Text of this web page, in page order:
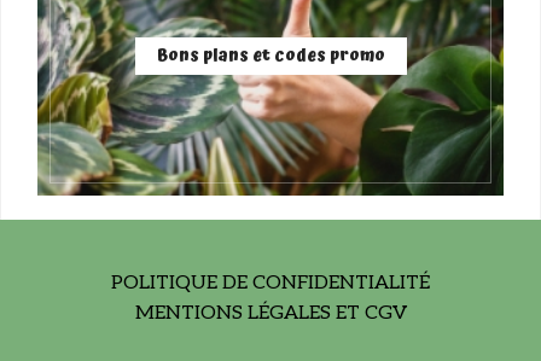
Bons plans et codes promo
POLITIQUE DE CONFIDENTIALITÉ
MENTIONS LÉGALES ET CGV